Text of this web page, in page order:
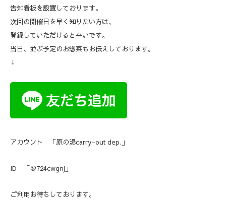
告知看板を設置しております。
次回の開催日を早く知りたい方は、
登録していただけると幸いです。
当日、並ぶ予定のお惣菜もお伝えしております。
↓
アカウント 「原の湯carry-out dep.」
ID 「＠724cwgnj」
ご利用お待ちしております。